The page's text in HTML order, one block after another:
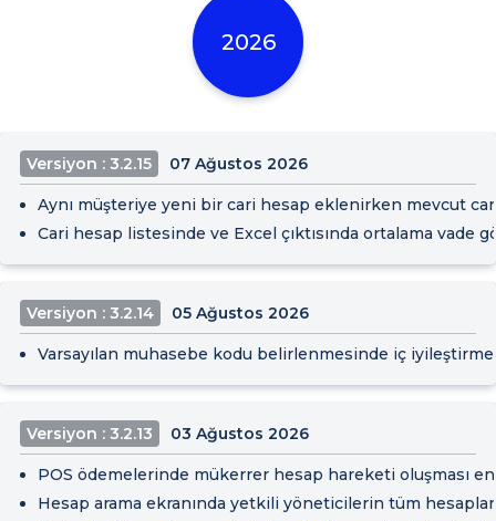
2026
Versiyon : 3.2.15 07 Ağustos 2026
Aynı müşteriye yeni bir cari hesap eklenirken mevcut
Cari hesap listesinde ve Excel çıktısında ortalama vade
Versiyon : 3.2.14 05 Ağustos 2026
Varsayılan muhasebe kodu belirlenmesinde iç
Versiyon : 3.2.13 03 Ağustos 2026
POS ödemelerinde mükerrer hesap hareketi oluşması
Hesap arama ekranında yetkili yöneticilerin tüm